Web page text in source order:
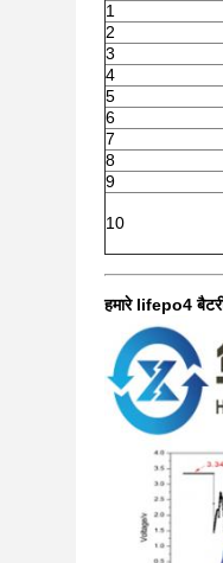
1
2
3
4
5
6
7
8
9
10
हमारे lifepo4 बैटरी